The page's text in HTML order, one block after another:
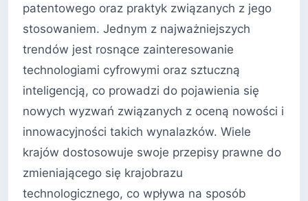
patentowego oraz praktyk związanych z jego
stosowaniem. Jednym z najważniejszych
trendów jest rosnące zainteresowanie
technologiami cyfrowymi oraz sztuczną
inteligencją, co prowadzi do pojawienia się
nowych wyzwań związanych z oceną nowości i
innowacyjności takich wynalazków. Wiele
krajów dostosowuje swoje przepisy prawne do
zmieniającego się krajobrazu
technologicznego, co wpływa na sposób